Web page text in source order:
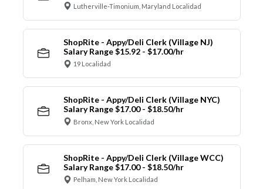
Lutherville-Timonium, Maryland Localidad
ShopRite - Appy/Deli Clerk (Village NJ)
Salary Range $15.92 - $17.00/hr
19 Localidad
ShopRite - Appy/Deli Clerk (Village NYC)
Salary Range $17.00 - $18.50/hr
Bronx, New York Localidad
ShopRite - Appy/Deli Clerk (Village WCC)
Salary Range $17.00 - $18.50/hr
Pelham, New York Localidad